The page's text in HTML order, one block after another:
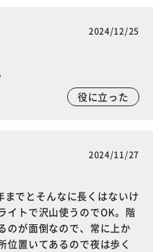
2024/12/25
役に立った
2024/11/27
でとそんなに長くはないけ
イトで沢山使うのでOK。階
のが面倒なので、常に上か
位置いてあるので夜は歩く